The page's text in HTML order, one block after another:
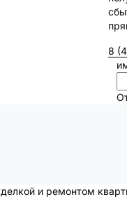
8
и ремонтом